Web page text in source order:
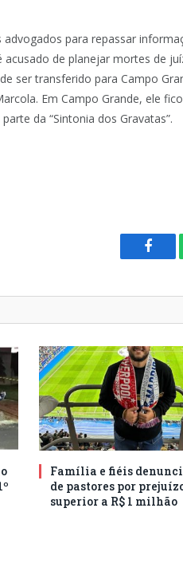
para repassar
de planejar mortes de
ser transferido para Campo
Em Campo Grande, ele
da “Sintonia dos Gravatas”.
Família e fiéis
de pastores por
superior a R$ 1 milhão